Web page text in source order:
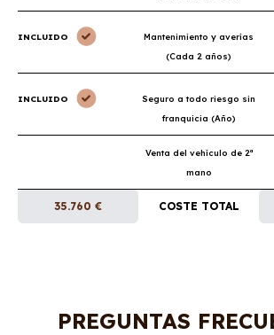
INCLUIDO
Mantenimiento y averías
(Cada 2 años)
INCLUIDO
Seguro a todo riesgo sin
franquicia (Año)
Venta del vehículo de 2ª
mano
35.760 € COSTE TOTAL
PREGUNTAS